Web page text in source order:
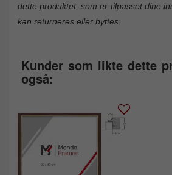
dette produktet, som er tilpasset dine
kan returneres eller byttes.
Kunder som likte dette
også: